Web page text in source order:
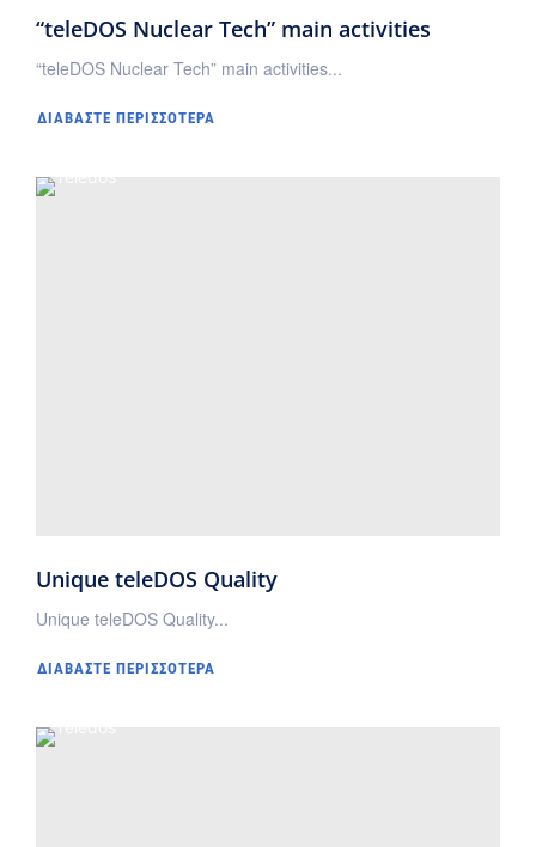
“teleDOS Nuclear Tech” main activities
“teleDOS Nuclear Tech” main activities...
ΔΙΑΒΆΣΤΕ ΠΕΡΙΣΣΌΤΕΡΑ
Unique teleDOS Quality
Unique teleDOS Quality...
ΔΙΑΒΆΣΤΕ ΠΕΡΙΣΣΌΤΕΡΑ